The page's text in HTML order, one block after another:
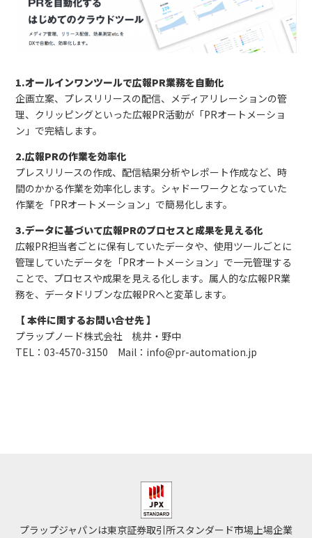
1.オールインワンツールで広報PR業務を自動化
企画立案、プレスリリースの配信、メディアリレーションの管
理、クリッピングといった広報PR活動が「PRオートメーショ
ン」で完結します。
2.広報PRの作業を効率化
プレスリリースの作成、配信結果分析やレポート作成など、時
間のかかる作業を効率化します。シャドーワークとなっていた
作業を「PRオートメーション」で簡易化します。
3.データに基づいて広報PRのプロセスと成果を見える化
広報PR担当者ごとに保有していたデータや、使用ツールごとに
管理していたデータを「PRオートメーション」で一元管理する
ことで、プロセスや成果を見える化します。属人的な広報PR業
務を、データドリブンな広報PRへと変革します。
【 本件に関するお問い合せ先 】
プラップノード株式会社 桃井・野中
TEL：03-4570-3150 Mail：info@pr-automation.jp
プラップジャパンは東京証券取引所スタンダード市場上場企業